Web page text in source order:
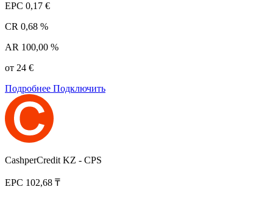
EPC 0,17 €
CR 0,68 %
AR 100,00 %
от 24 €
Подробнее Подключить
CashperCredit KZ - CPS
EPC 102,68 ₸